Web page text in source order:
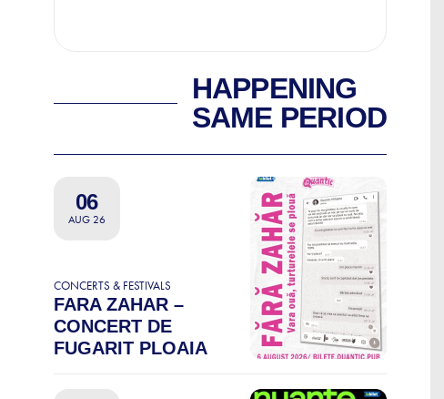
HAPPENING
SAME PERIOD
06
AUG 26
CONCERTS & FESTIVALS
FARA ZAHAR –
CONCERT DE
FUGARIT PLOAIA